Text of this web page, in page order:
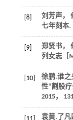
[8] 刘芳声，
七年刻本.
[9]
郑贤书，
列女志［
[10]
徐鹏.谁之
性“割股
2015，
袁黄. 了凡